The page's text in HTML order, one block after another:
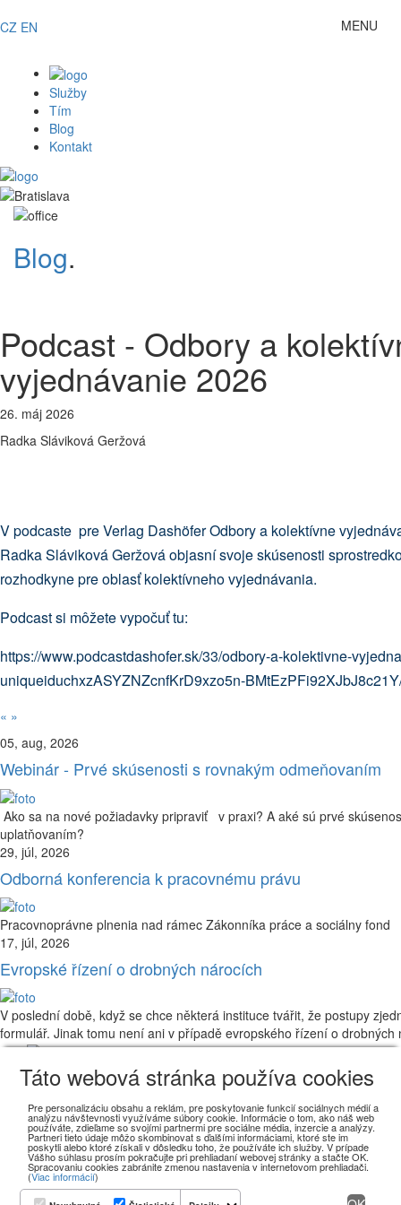
MENU
CZ EN
Služby
Tím
Blog
Kontakt
Blog.
Podcast - Odbory a
vyjednávanie 2026
26. máj 2026
Radka Sláviková Geržová
V podcaste pre Verlag Dashöfer Odbory a kolektívne
Radka Sláviková Geržová objasní svoje skúsenosti
rozhodkyne pre oblasť kolektívneho vyjednávania.
Podcast si môžete vypočuť tu:
https://www.podcastdashofer.sk/33/odbory-a-kolektivne-
uniqueiduchxzASYZNZcnfKrD9xzo5n-
« »
05, aug, 2026
Webinár - Prvé skúsenosti s rovnakým odmeňovaním
Ako sa na nové požiadavky pripraviť v praxi? A aké sú prvé
uplatňovaním?
29, júl, 2026
Odborná konferencia k pracovnému právu
Pracovnoprávne plnenia nad rámec Zákonníka práce a sociálny fond
17, júl, 2026
Evropské řízení o drobných nárocích
V poslední době, když se chce některá instituce tvářit, že postupy
formulář. Jinak tomu není ani v případě evropského řízení o drobných
Seberíniho 1, 821 03 Bratislava, Slovensko, legal@bratis.law
prague@bratis.law
Služby
Tím
Blog
Táto webová stránka používa cookies
Pre personalizáciu obsahu a reklám, pre poskytovanie funkcií sociálnych médií a
analýzu návštevnosti využíváme súbory cookie. Informácie o tom, ako náš web
používáte, zdieľame so svojími partnermi pre sociálne média, inzercie a analýzy.
Partneri tieto údaje môžo skombinovat s ďalšími informáciami, ktoré ste im
poskytli alebo ktoré získali v dôsledku toho, že používáte ich služby. V prípade
Vášho súhlasu prosím pokračujte pri prehliadaní webovej stránky a stačte OK.
Spracovaniu cookies zabránite zmenou nastavenia v internetovom prehliadači.
(Viac informácií)